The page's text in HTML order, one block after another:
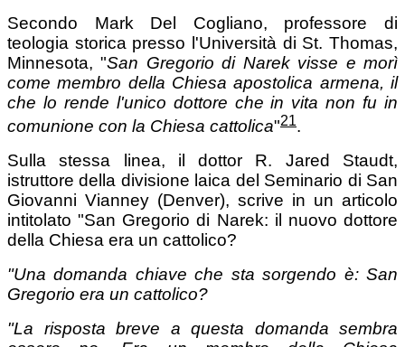
Secondo Mark Del Cogliano, professore di
teologia storica presso l'Università di St. Thomas,
Minnesota, "San Gregorio di Narek visse e morì
come membro della Chiesa apostolica armena, il
che lo rende l'unico dottore che in vita non fu in
comunione con la Chiesa cattolica"21.
Sulla stessa linea, il dottor R. Jared Staudt,
istruttore della divisione laica del Seminario di San
Giovanni Vianney (Denver), scrive in un articolo
intitolato "San Gregorio di Narek: il nuovo dottore
della Chiesa era un cattolico?
"Una domanda chiave che sta sorgendo è: San
Gregorio era un cattolico?
"La risposta breve a questa domanda sembra